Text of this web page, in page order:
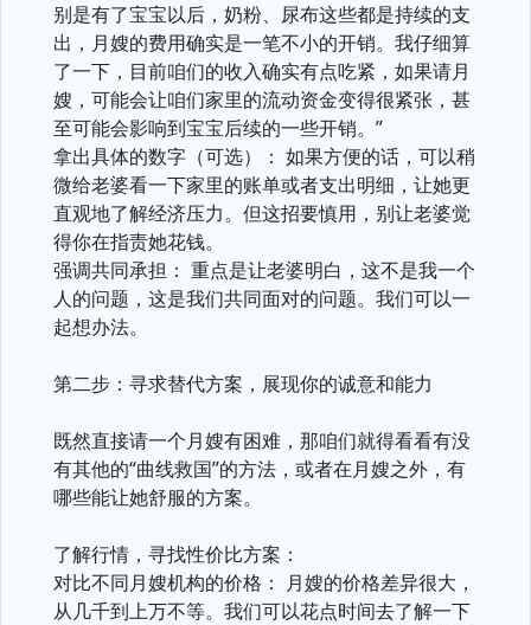
别是有了宝宝以后，奶粉、尿布这些都是持续的支
出，月嫂的费用确实是一笔不小的开销。我仔细算
了一下，目前咱们的收入确实有点吃紧，如果请月
嫂，可能会让咱们家里的流动资金变得很紧张，甚
至可能会影响到宝宝后续的一些开销。”
拿出具体的数字（可选）： 如果方便的话，可以稍
微给老婆看一下家里的账单或者支出明细，让她更
直观地了解经济压力。但这招要慎用，别让老婆觉
得你在指责她花钱。
强调共同承担： 重点是让老婆明白，这不是我一个
人的问题，这是我们共同面对的问题。我们可以一
起想办法。
第二步：寻求替代方案，展现你的诚意和能力
既然直接请一个月嫂有困难，那咱们就得看看有没
有其他的“曲线救国”的方法，或者在月嫂之外，有
哪些能让她舒服的方案。
了解行情，寻找性价比方案：
对比不同月嫂机构的价格： 月嫂的价格差异很大，
从几千到上万不等。我们可以花点时间去了解一下